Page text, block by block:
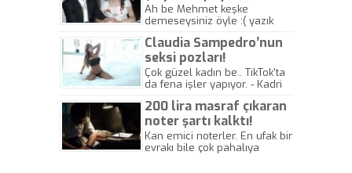
kazasında öldü!
Ah be Mehmet keşke
demeseysiniz öyle :( yazık
Claudia Sampedro’nun
seksi pozları!
Çok güzel kadın be.. TikTok'ta
da fena işler yapıyor. - Kadri
200 lira masraf çıkaran
noter şartı kalktı!
Kan emici noterler. En ufak bir
evrakı bile çok pahalıya